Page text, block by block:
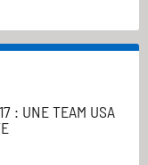
: UNE TEAM USA